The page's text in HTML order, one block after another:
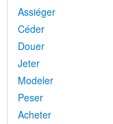
Assiéger
Céder
Douer
Jeter
Modeler
Peser
Acheter